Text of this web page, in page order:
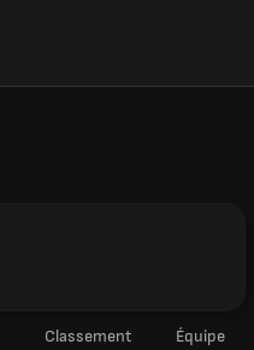
Classement Équipe